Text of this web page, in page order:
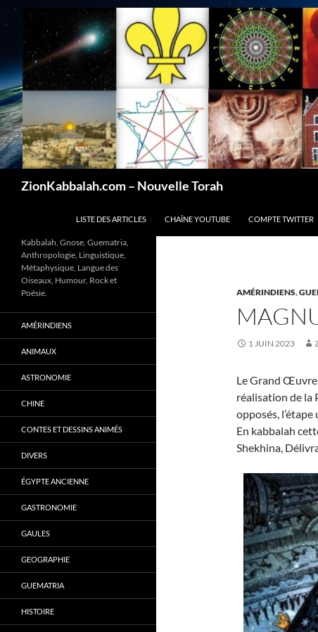
ZionKabbalah.com – Nouvelle Torah
LISTE DES ARTICLES
CHAÎNE YOUTUBE COMPTE TWITTER
AMÉRINDIENS,
1 JUIN 2023
Le Grand Œuvre
réalisation de la
opposés,
En kabbalah
Shekhina,
Kabbalah, Gnose, Guematria,
Anthropologie, Linguistique,
Métaphysique, Langue des
Oiseaux, Humour, Rock et
Poésie.
AMÉRINDIENS
ANIMAUX
ASTRONOMIE
CHINE
CONTES ET DESSINS ANIMÉS
DIVERS
ÉGYPTE ANCIENNE
GASTRONOMIE
GAULES
GEOGRAPHIE
GUEMATRIA
HISTOIRE